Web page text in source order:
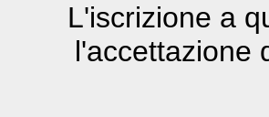
L'iscrizione a
l'accettazione